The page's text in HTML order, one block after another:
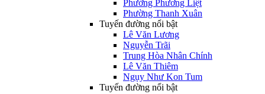
Phường Phương Liệt
Phường Thanh Xuân
Tuyến đường nổi bật
Lê Văn Lương
Nguyễn Trãi
Trung Hòa Nhân Chính
Lê Văn Thiêm
Ngụy Như Kon Tum
Tuyến đường nổi bật